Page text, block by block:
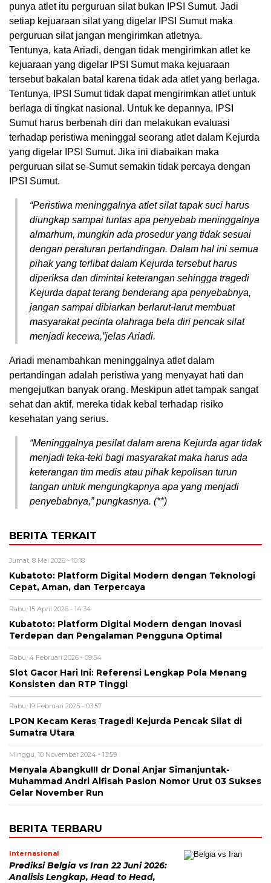
punya atlet itu perguruan silat bukan IPSI Sumut. Jadi
setiap kejuaraan silat yang digelar IPSI Sumut maka
perguruan silat jangan mengirimkan atletnya.
Tentunya, kata Ariadi, dengan tidak mengirimkan atlet ke
kejuaraan yang digelar IPSI Sumut maka kejuaraan
tersebut bakalan batal karena tidak ada atlet yang berlaga.
Tentunya, IPSI Sumut tidak dapat mengirimkan atlet untuk
berlaga di tingkat nasional. Untuk ke depannya, IPSI
Sumut harus berbenah diri dan melakukan evaluasi
terhadap peristiwa meninggal seorang atlet dalam Kejurda
yang digelar IPSI Sumut. Jika ini diabaikan maka
perguruan silat se-Sumut semakin tidak percaya dengan
IPSI Sumut.
“Peristiwa meninggalnya atlet silat tapak suci harus
diungkap sampai tuntas apa penyebab meninggalnya
almarhum, mungkin ada prosedur yang tidak sesuai
dengan peraturan pertandingan. Dalam hal ini semua
pihak yang terlibat dalam Kejurda tersebut harus
diperiksa dan dimintai keterangan sehingga tragedi
Kejurda dapat terang benderang apa penyebabnya,
jangan sampai dibiarkan berlarut-larut membuat
masyarakat pecinta olahraga bela diri pencak silat
menjadi kecewa,”jelas Ariadi.
Ariadi menambahkan meninggalnya atlet dalam
pertandingan adalah peristiwa yang menyayat hati dan
mengejutkan banyak orang. Meskipun atlet tampak sangat
sehat dan aktif, mereka tidak kebal terhadap risiko
kesehatan yang serius.
“Meninggalnya pesilat dalam arena Kejurda agar tidak
menjadi teka-teki bagi masyarakat maka harus ada
keterangan tim medis atau pihak kepolisan turun
tangan untuk mengungkapnya apa yang menjadi
penyebabnya,” pungkasnya. (**)
BERITA TERKAIT
Jumat, 8 Mei 2026 - 10:18
Kubatoto: Platform Digital Modern dengan Teknologi
Cepat, Aman, dan Terpercaya
Rabu, 15 April 2026 - 14:34
Kubatoto: Platform Digital Modern dengan Inovasi
Terdepan dan Pengalaman Pengguna Optimal
Rabu, 4 Februari 2026 - 09:54
Slot Gacor Hari Ini: Referensi Lengkap Pola Menang
Konsisten dan RTP Tinggi
Rabu, 19 Februari 2025 - 03:57
LPON Kecam Keras Tragedi Kejurda Pencak Silat di
Sumatra Utara
Minggu, 10 November 2024 - 13:59
Menyala Abangku!!! dr Donal Anjar Simanjuntak-
Muhammad Andri Alfisah Paslon Nomor Urut 03 Sukses
Gelar November Run
BERITA TERBARU
Internasional
Prediksi Belgia vs Iran 22 Juni 2026:
Analisis Lengkap, Head to Head,